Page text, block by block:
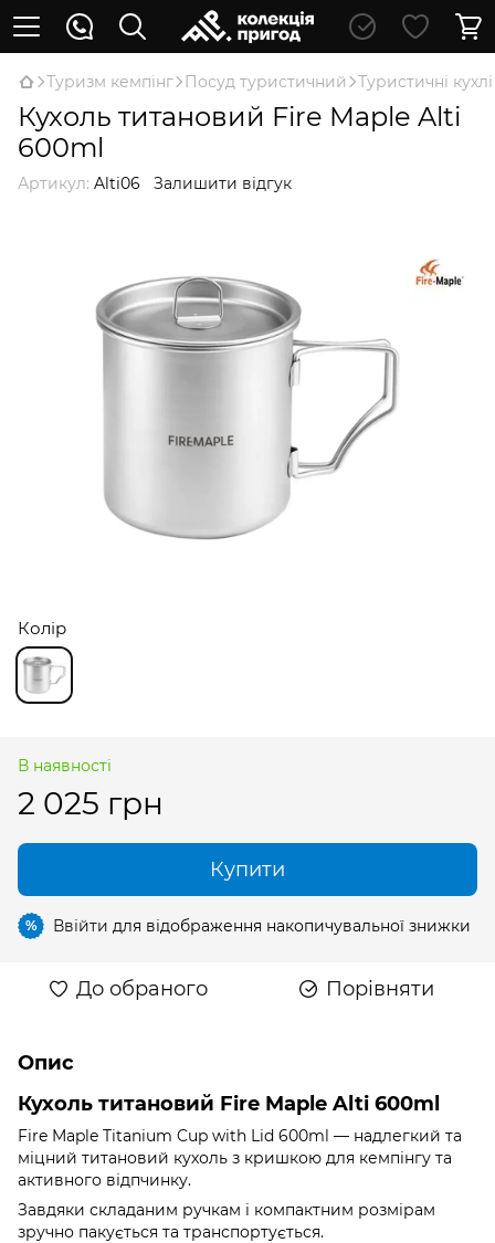
Туризм кемпінг Посуд туристичний Туристичні кухлі
Кухоль титановий Fire Maple Alti
600ml
Артикул: Alti06 Залишити відгук
Колір
В наявності
2 025 грн
Купити
% Ввійти для відображення накопичувальної знижки
До обраного Порівняти
Опис
Кухоль титановий Fire Maple Alti 600ml
Fire Maple Titanium Cup with Lid 600ml — надлегкий та
міцний титановий кухоль з кришкою для кемпінгу та
активного відпчинку.
Завдяки складаним ручкам і компактним розмірам
зручно пакується та транспортується.